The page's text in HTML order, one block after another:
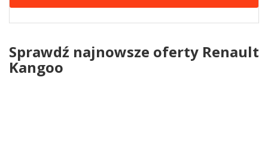
Sprawdź najnowsze oferty Renault
Kangoo